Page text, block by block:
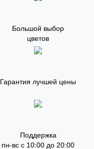
Большой выбор
цветов
Гарантия лучшей цены
Поддержка
пн-вс с 10:00 до 20:00